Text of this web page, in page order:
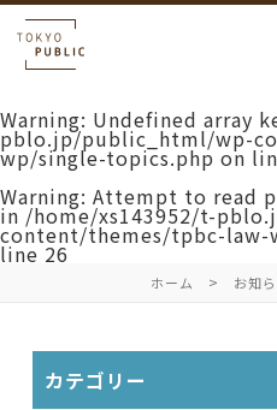
Warning: Undefined array
pblo.jp/public_html/wp-
wp/single-topics.php on
Warning: Attempt to read
in /home/xs143952/t-
content/themes/tpbc-law-
line 26
ホーム お知
カテゴリー